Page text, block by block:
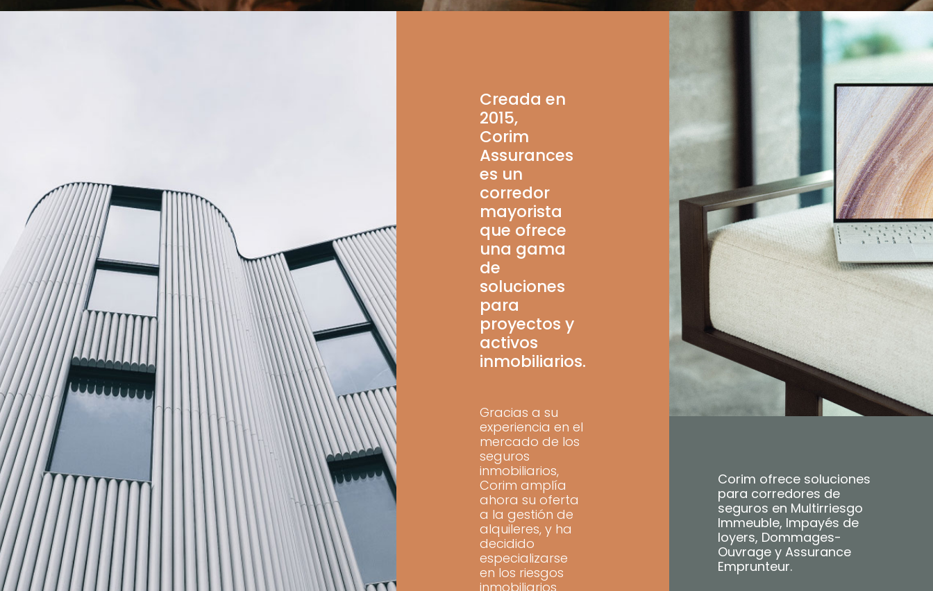
Creada en
2015,
Corim
Assurances
es un
corredor
mayorista
que ofrece
una gama
de
soluciones
para
proyectos y
activos
inmobiliarios.
Gracias a su
experiencia en el
mercado de los
seguros
inmobiliarios,
Corim amplía
ahora su oferta
a la gestión de
alquileres, y ha
decidido
especializarse
en los riesgos
inmobiliarios
Corim ofrece soluciones
para corredores de
seguros en Multirriesgo
Immeuble, Impayés de
loyers, Dommages-
Ouvrage y Assurance
Emprunteur.